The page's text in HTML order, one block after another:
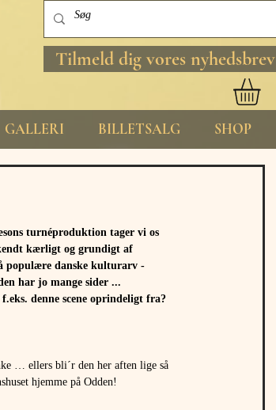
Tilmeld dig vores nyhedsbrev
GALLERI BILLETSALG SHOP
turnéproduktion tager vi os
kærligt og grundigt af
populære danske kulturarv -
har jo mange sider ...
denne scene oprindeligt fra?
… ellers bli´r den her aften lige så
hjemme på Odden!